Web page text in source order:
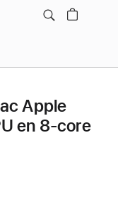
Apple
en 8‑core